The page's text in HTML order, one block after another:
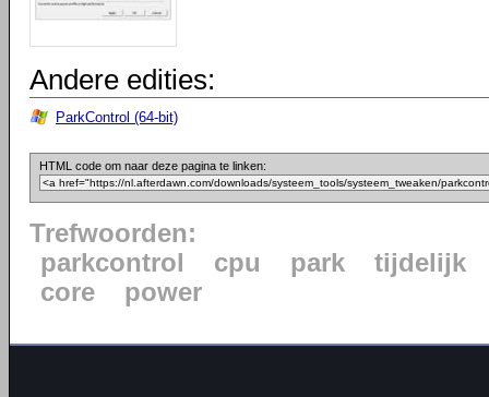
Andere edities:
ParkControl (64-bit)
HTML code om naar deze pagina te linken:
Trefwoorden:
parkcontrol
cpu park
tijdelijk
core
power